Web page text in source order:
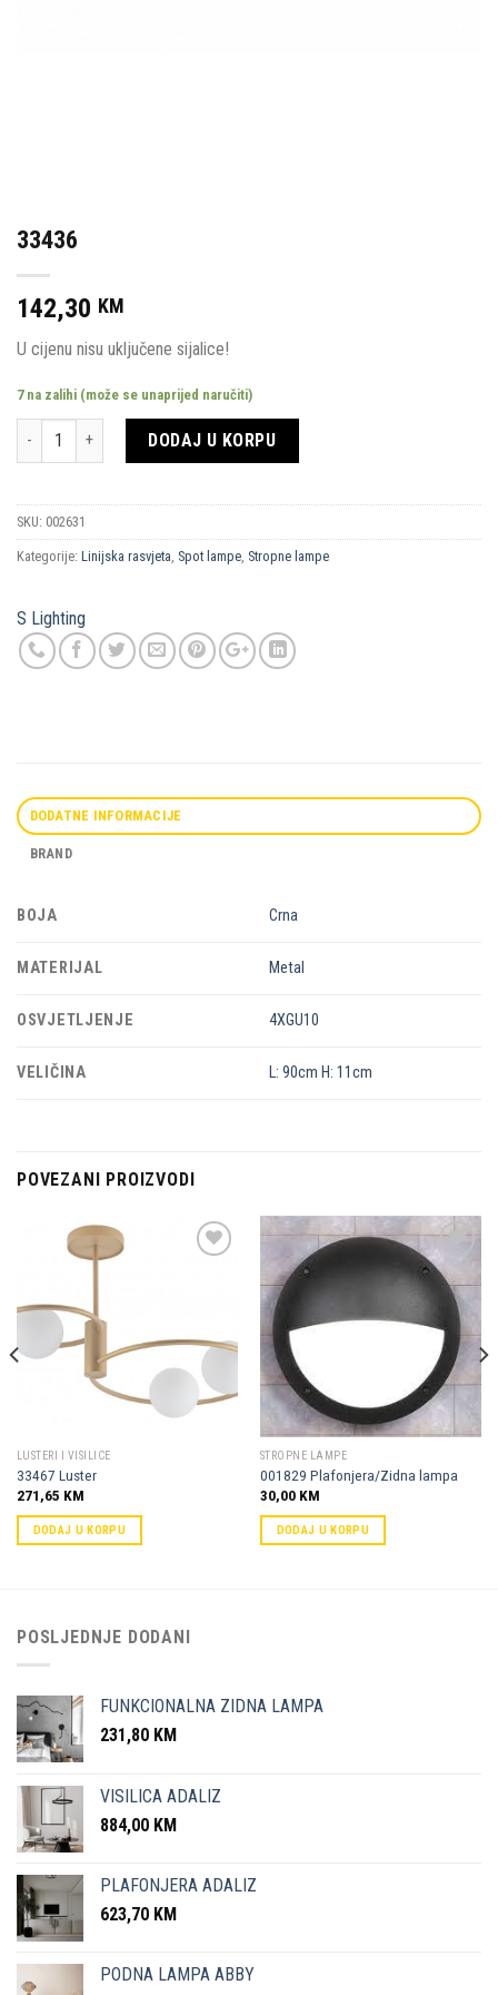
33436
142,30 KM
U cijenu nisu uključene sijalice!
7 na zalihi (može se unaprijed naručiti)
Količina DODAJ U KORPU
SKU: 002631
Kategorije: Linijska rasvjeta Spot lampe Stropne lampe
S Lighting
DODATNE INFORMACIJE
BRAND
BOJA Crna
MATERIJAL Metal
OSVJETLJENJE 4XGU10
VELIČINA L: 90cm H: 11cm
POVEZANI PROIZVODI
LUSTERI I VISILICE
33467 Luster
271,65 KM
DODAJ U KORPU
Dodaj u
omiljene
STROPNE LAMPE
001829 Plafonjera/Zidna lampa
30,00 KM
DODAJ U KORPU
POSLJEDNJE DODANI
FUNKCIONALNA ZIDNA LAMPA
231,80 KM
VISILICA ADALIZ
884,00 KM
PLAFONJERA ADALIZ
623,70 KM
PODNA LAMPA ABBY